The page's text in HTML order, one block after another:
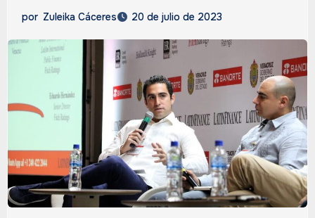
por Zuleika Cáceres 20 de julio de 2023